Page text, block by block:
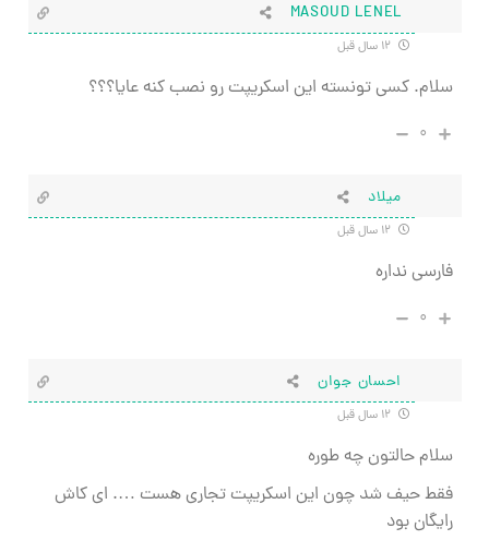
MASOUD LENEL
سلام. کسی تونسته این اسکریپت رو نصب کنه عایا؟؟؟
۰
میلاد
فارسی نداره
۰
احسان جوان
سلام حالتون چه طوره
فقط حيف شد چون اين اسكريپت تجاري هست …. اي كاش
رايگان بود